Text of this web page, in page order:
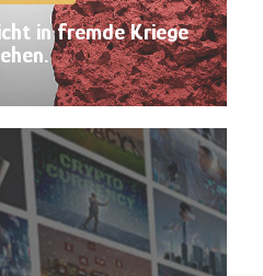
in fremde Kriege